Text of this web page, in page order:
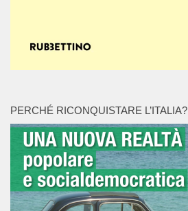
PERCHÉ RICONQUISTARE L’ITALIA?